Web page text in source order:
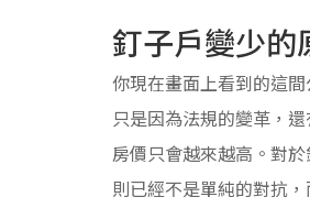
釘子戶變少的
你現在畫面上看到的這
只是因為法規的變革，
房價只會越來越高。對
則已經不是單純的對抗